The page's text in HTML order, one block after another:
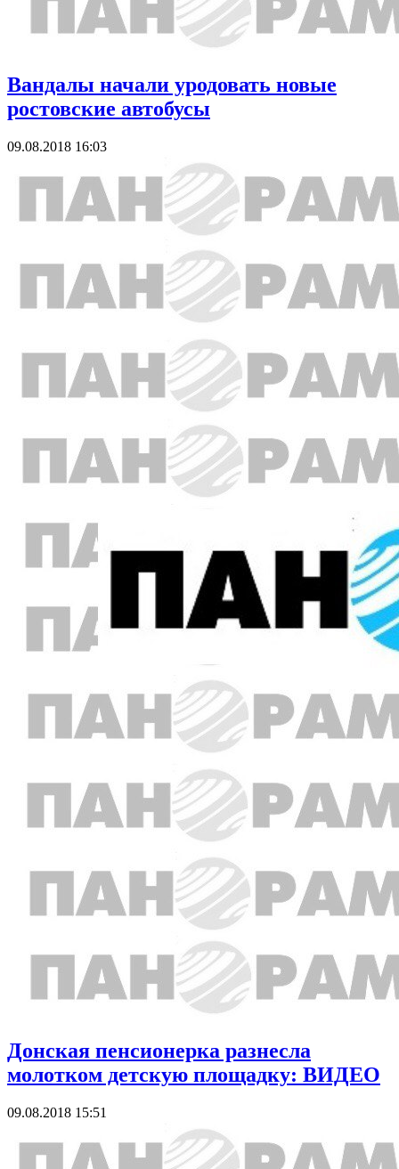
Вандалы начали уродовать новые
ростовские автобусы
09.08.2018 16:03
Донская пенсионерка разнесла
молотком детскую площадку: ВИДЕО
09.08.2018 15:51